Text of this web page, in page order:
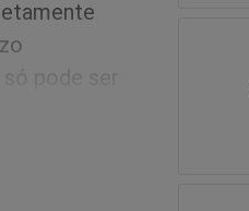
pode ser
à luz